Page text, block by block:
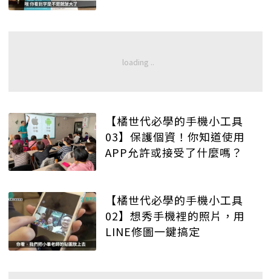
【橘世代必學的手機小工具
03】保護個資！你知道使用
APP允許或接受了什麼嗎？
【橘世代必學的手機小工具
02】想秀手機裡的照片，用
LINE修圖一鍵搞定